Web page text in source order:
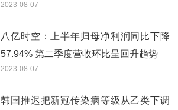
2023-08-07
八亿时空：上半年归母净利润同比下降
57.94% 第二季度营收环比呈回升趋势
2023-08-07
韩国推迟把新冠传染病等级从乙类下调